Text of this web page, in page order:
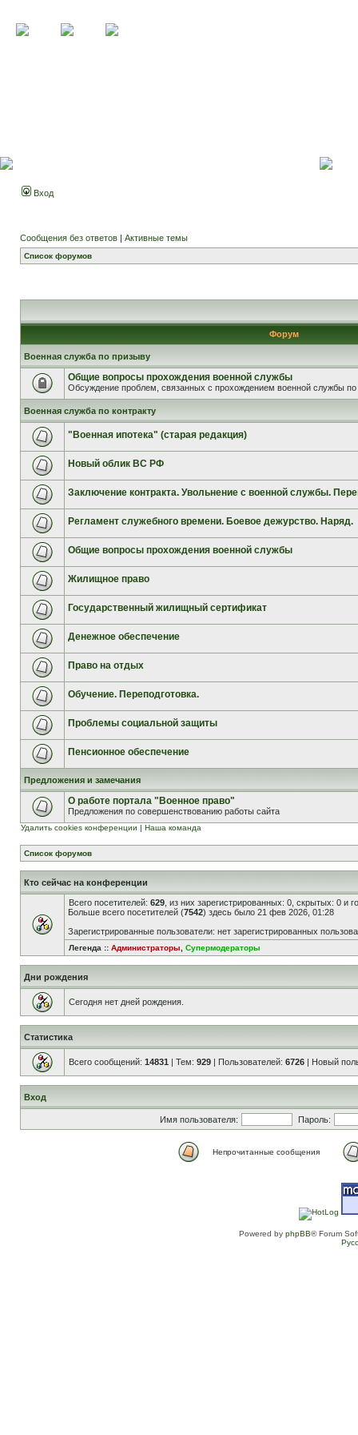
Вход
Сообщения без ответов | Активные темы
Список форумов
Форум
Военная служба по призыву
Общие вопросы прохождения военной службы
Обсуждение проблем, связанных с прохождением военной службы по
Военная служба по контракту
"Военная ипотека" (старая редакция)
Новый облик ВС РФ
Заключение контракта. Увольнение с военной службы.
Регламент служебного времени. Боевое дежурство. Наряд.
Общие вопросы прохождения военной службы
Жилищное право
Государственный жилищный сертификат
Денежное обеспечение
Право на отдых
Обучение. Переподготовка.
Проблемы социальной защиты
Пенсионное обеспечение
Предложения и замечания
О работе портала "Военное право"
Предложения по совершенствованию работы сайта
Удалить cookies конференции | Наша команда
Список форумов
Кто сейчас на конференции
Всего посетителей: 629 , из них зарегистрированных: 0, скрытых: 0 и
Больше всего посетителей (7542) здесь было 21 фев 2026, 01:28
Зарегистрированные пользователи: нет зарегистрированных
Легенда :: Администраторы Супермодераторы
Дни рождения
Сегодня нет дней рождения.
Статистика
Всего сообщений: 14831 | Тем: 929 | Пользователей: 6726 | Новый
Вход
Имя пользователя: Пароль:
Непрочитанные сообщения
Powered by phpBB® Forum